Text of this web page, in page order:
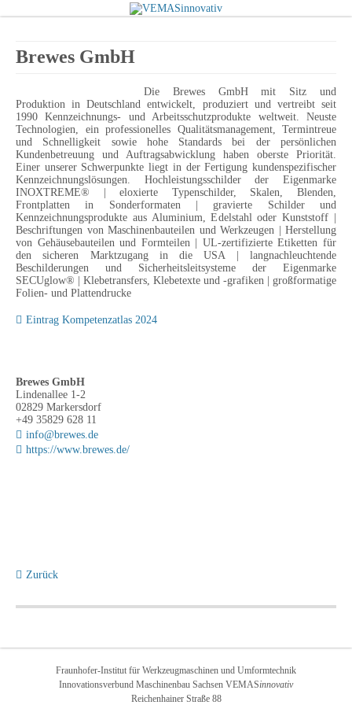
Brewes GmbH
Die Brewes GmbH mit Sitz und
Produktion in Deutschland entwickelt, produziert und vertreibt seit
1990 Kennzeichnungs- und Arbeitsschutzprodukte weltweit. Neuste
Technologien, ein professionelles Qualitätsmanagement, Termintreue
und Schnelligkeit sowie hohe Standards bei der persönlichen
Kundenbetreuung und Auftragsabwicklung haben oberste Priorität.
Einer unserer Schwerpunkte liegt in der Fertigung kundenspezifischer
Kennzeichnungslösungen. Hochleistungsschilder der Eigenmarke
INOXTREME® | eloxierte Typenschilder, Skalen, Blenden,
Frontplatten in Sonderformaten | gravierte Schilder und
Kennzeichnungsprodukte aus Aluminium, Edelstahl oder Kunststoff |
Beschriftungen von Maschinenbauteilen und Werkzeugen | Herstellung
von Gehäusebauteilen und Formteilen | UL-zertifizierte Etiketten für
den sicheren Marktzugang in die USA | langnachleuchtende
Beschilderungen und Sicherheitsleitsysteme der Eigenmarke
SECUglow® | Klebetransfers, Klebetexte und -grafiken | großformatige
Folien- und Plattendrucke
Eintrag Kompetenzatlas 2024
Brewes GmbH
Lindenallee 1-2
02829 Markersdorf
+49 35829 628 11
info@brewes.de
https://www.brewes.de/
Zurück
Fraunhofer-Institut für Werkzeugmaschinen und Umformtechnik
Innovationsverbund Maschinenbau Sachsen VEMASinnovativ
Reichenhainer Straße 88